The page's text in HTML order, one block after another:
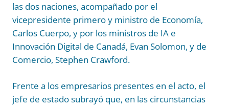
las dos naciones, acompañado por el
vicepresidente primero y ministro de Economía,
Carlos Cuerpo, y por los ministros de IA e
Innovación Digital de Canadá, Evan Solomon, y de
Comercio, Stephen Crawford.
Frente a los empresarios presentes en el acto, el
jefe de estado subrayó que, en las circunstancias